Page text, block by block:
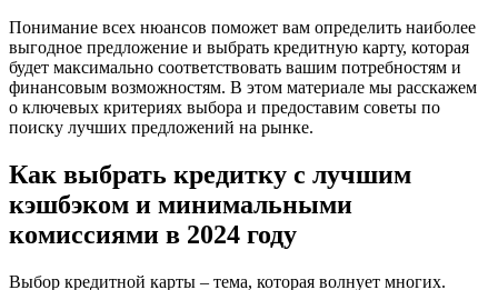
Понимание всех нюансов поможет вам определить наиболее
выгодное предложение и выбрать кредитную карту, которая
будет максимально соответствовать вашим потребностям и
финансовым возможностям. В этом материале мы расскажем
о ключевых критериях выбора и предоставим советы по
поиску лучших предложений на рынке.
Как выбрать кредитку с лучшим
кэшбэком и минимальными
комиссиями в 2024 году
Выбор кредитной карты – тема, которая волнует многих.